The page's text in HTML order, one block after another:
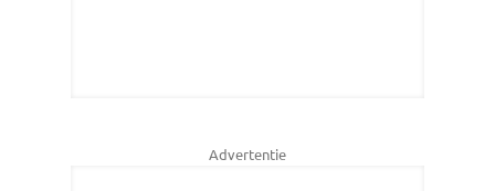
Advertentie